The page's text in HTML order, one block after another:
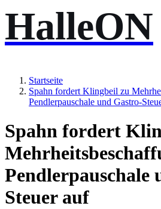
HalleON
Startseite
Spahn fordert Klingbeil zu
Pendlerpauschale und Gastro-
Spahn fordert
Pendlerpauschale
Steuer auf